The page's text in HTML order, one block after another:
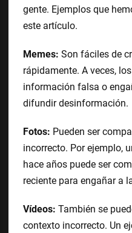
gente. Ejemplos que
este artículo.
Memes: Son fáciles de
rápidamente. A veces,
información falsa o
difundir desinformación.
Fotos: Pueden ser
incorrecto. Por ejemplo,
hace años puede ser
reciente para engañar a
Vídeos: También se
contexto incorrecto. Un